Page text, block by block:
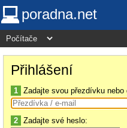
poradna.net
Přihlášení
1 Zadajte svou přezdívku nebo
2 Zadajte své heslo: